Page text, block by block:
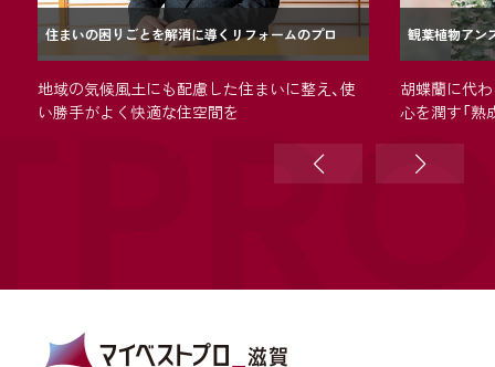
住まいの困りごとを解消に導くリフォームのプロ
地域の気候風土にも配慮した住まいに整え、使
い勝手がよく快適な住空間を
観葉植物アン
胡蝶蘭に代
心を潤す「熟